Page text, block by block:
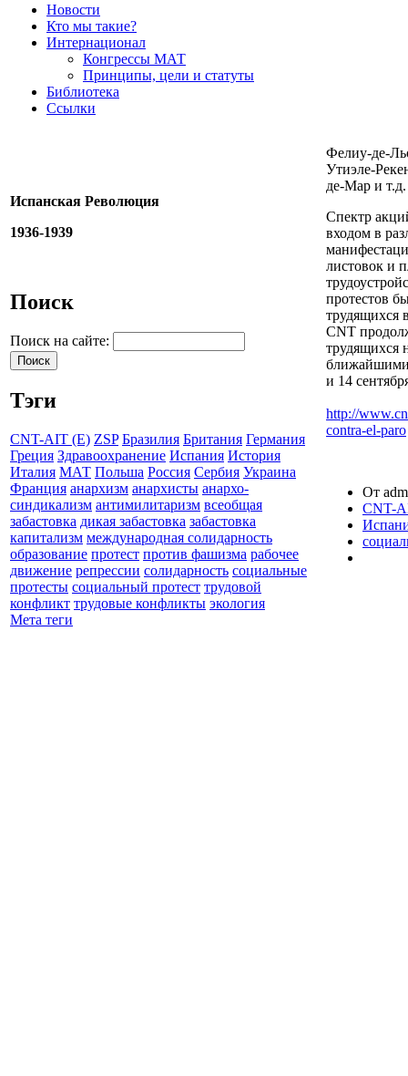
Новости
Кто мы такие?
Интернационал
Конгрессы МАТ
Принципы, цели и статуты
Библиотека
Ссылки
Испанская Революция
1936-1939
Поиск
Поиск на сайте:
Тэги
CNT-AIT (E) ZSP Бразилия Британия Германия
Греция Здравоохранение Испания История
Италия МАТ Польша Россия Сербия Украина
Франция анархизм анархисты анархо-
синдикализм антимилитаризм всеобщая
забастовка дикая забастовка забастовка
капитализм международная солидарность
образование протест против фашизма рабочее
движение репрессии солидарность социальные
протесты социальный протест трудовой
конфликт трудовые конфликты экология
Мета теги
Фелиу-де-
Утиэле-
де-Мар и т.д.
Спектр
входом в
листовок и
протестов
трудящихся
CNT
трудящихся
ближайшими
и 14
http://
contra-el-paro
От
CNT-